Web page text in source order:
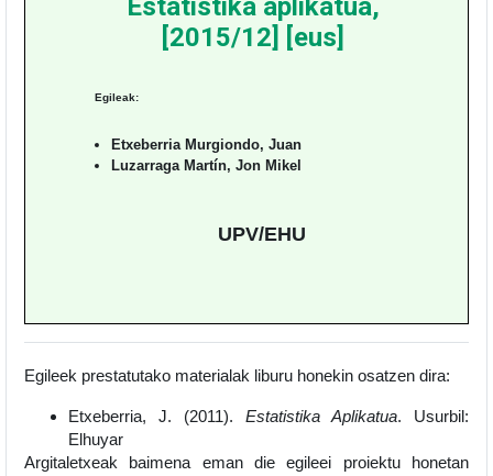
Estatistika aplikatua,
[2015/12] [eus]
Egileak:
Etxeberria Murgiondo, Juan
Luzarraga Martín, Jon Mikel
UPV/EHU
Egileek prestatutako materialak liburu honekin osatzen dira:
Etxeberria, J. (2011). Estatistika Aplikatua. Usurbil:
Elhuyar
Argitaletxeak baimena eman die egileei proiektu honetan